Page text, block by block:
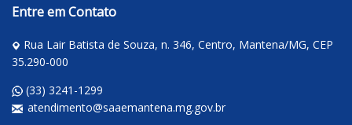
Entre em Contato
Rua Lair Batista de Souza, n. 346, Centro, Mantena/MG, CEP
35.290-000
(33) 3241-1299
atendimento@saaemantena.mg.gov.br